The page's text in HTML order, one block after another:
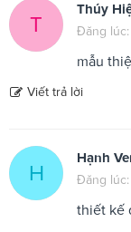
T
Thúy
Đăng
mẫu
Viết trả lời
H
Hạnh
Đăng
thiết kế